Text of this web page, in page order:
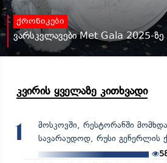
ქრონიკები
ვარსკვლავები Met Gala 2025-
კვირის ყველაზე კითხვადი
1
მოსკოვში, რესტორანში
სავარაუდოდ, რუსი გენერლის